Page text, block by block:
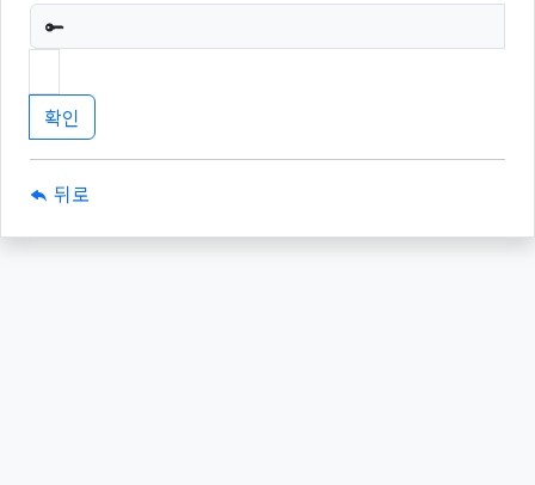
필수
뒤로